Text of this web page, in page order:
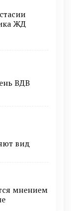
ЖД
ВДВ
вид
мнением